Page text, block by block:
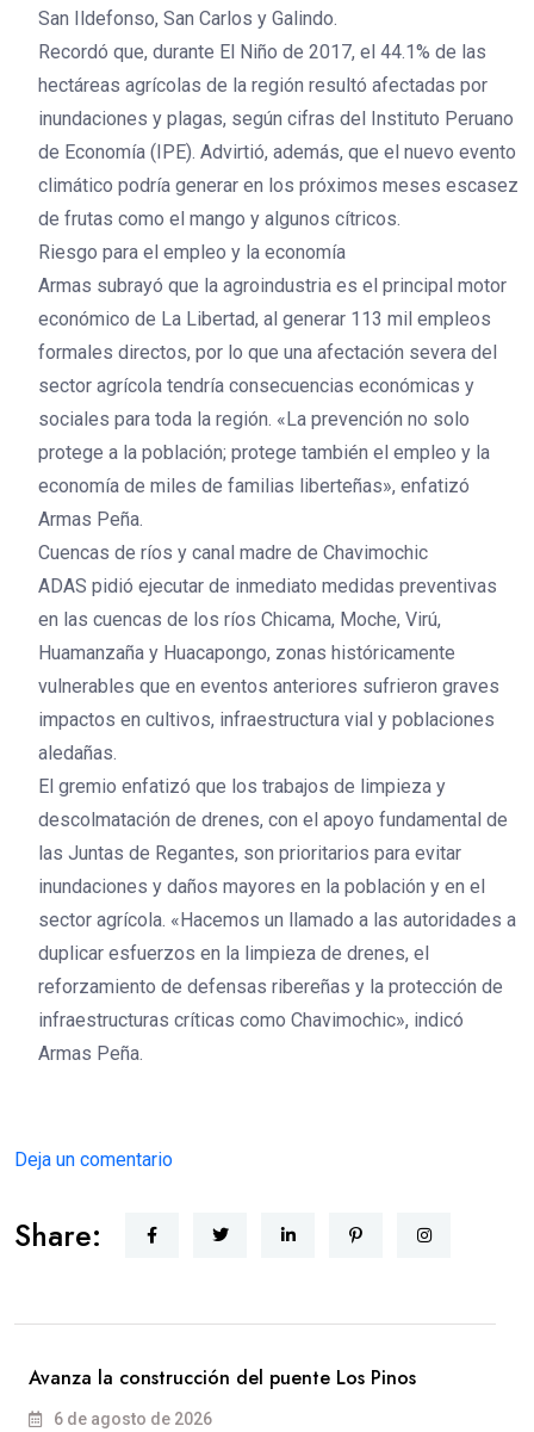
San Ildefonso, San Carlos y Galindo.
Recordó que, durante El Niño de 2017, el 44.1% de las
hectáreas agrícolas de la región resultó afectadas por
inundaciones y plagas, según cifras del Instituto Peruano
de Economía (IPE). Advirtió, además, que el nuevo evento
climático podría generar en los próximos meses escasez
de frutas como el mango y algunos cítricos.
Riesgo para el empleo y la economía
Armas subrayó que la agroindustria es el principal motor
económico de La Libertad, al generar 113 mil empleos
formales directos, por lo que una afectación severa del
sector agrícola tendría consecuencias económicas y
sociales para toda la región. «La prevención no solo
protege a la población; protege también el empleo y la
economía de miles de familias liberteñas», enfatizó
Armas Peña.
Cuencas de ríos y canal madre de Chavimochic
ADAS pidió ejecutar de inmediato medidas preventivas
en las cuencas de los ríos Chicama, Moche, Virú,
Huamanzaña y Huacapongo, zonas históricamente
vulnerables que en eventos anteriores sufrieron graves
impactos en cultivos, infraestructura vial y poblaciones
aledañas.
El gremio enfatizó que los trabajos de limpieza y
descolmatación de drenes, con el apoyo fundamental de
las Juntas de Regantes, son prioritarios para evitar
inundaciones y daños mayores en la población y en el
sector agrícola. «Hacemos un llamado a las autoridades a
duplicar esfuerzos en la limpieza de drenes, el
reforzamiento de defensas ribereñas y la protección de
infraestructuras críticas como Chavimochic», indicó
Armas Peña.
Deja un comentario
Share:
Avanza la construcción del puente Los Pinos
6 de agosto de 2026